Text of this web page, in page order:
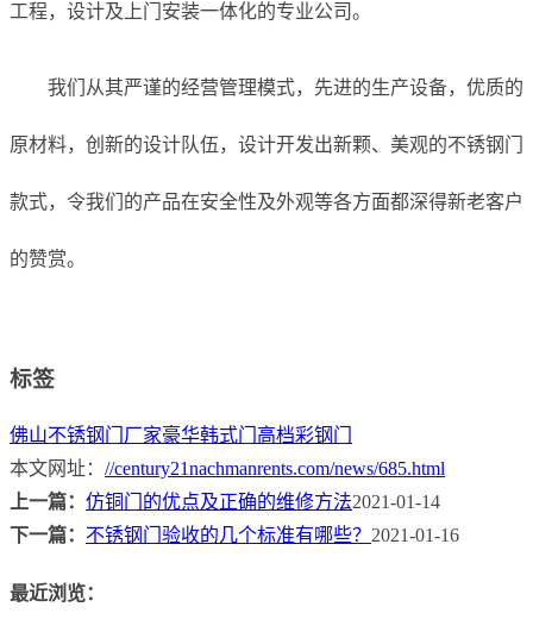
工程，设计及上门安装一体化的专业公司。
我们从其严谨的经营管理模式，先进的生产设备，优质的
原材料，创新的设计队伍，设计开发出新颗、美观的不锈钢门
款式，令我们的产品在安全性及外观等各方面都深得新老客户
的赞赏。
标签
佛山不锈钢门厂家豪华韩式门 高档彩钢门
本文网址： //century21nachmanrents.com/news/685.html
上一篇： 仿铜门的优点及正确的维修方法2021-01-14
下一篇： 不锈钢门验收的几个标准有哪些？ 2021-01-16
最近浏览：